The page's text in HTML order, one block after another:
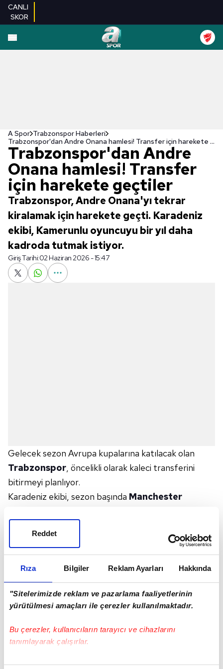
Rıza Bilgiler Reklam Ayarları Hakkında
"Sitelerimizde reklam ve pazarlama faaliyetlerinin
yürütülmesi amaçları ile çerezler kullanılmaktadır.
Bu çerezler, kullanıcıların tarayıcı ve cihazlarını
tanımlayarak çalışırlar.
Bu çerezlere izin vermeniz halinde sizlere özel
Reddet
CANLI
SKOR
A Spor Trabzonspor Haberleri
Trabzonspor'dan Andre Onana hamlesi! Transfer için harekete geçtiler
Trabzonspor'dan Andre
Onana hamlesi! Transfer
için harekete geçtiler
Trabzonspor, Andre Onana'yı tekrar
kiralamak için harekete geçti. Karadeniz
ekibi, Kamerunlu oyuncuyu bir yıl daha
kadroda tutmak istiyor.
Giriş Tarihi:02 Haziran 2026 - 15:47
Gelecek sezon Avrupa kupalarına katılacak olan
Trabzonspor, öncelikli olarak kaleci transferini
bitirmeyi planlıyor.
Karadeniz ekibi, sezon başında Manchester
Fabrizio Romano
'nun haberine göre bordo-
mavililer, Kamerunlu file bekçisini bir yıl daha
kadrosunda tutmak ve yeni bir kiralık anlaşma için
görüşme yapmak istiyor.
PERFORMANSI
Bu sezon Trabzonspor formasıyla 33 maçta forma
giyen Onana, kalesinde 40 gol gördü. 30 yaşındaki
eldiven, kalesini 6 maçta kapamıştı.